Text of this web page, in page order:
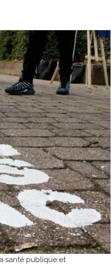
santé publique et